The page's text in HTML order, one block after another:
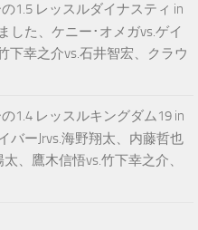
1.5 レッスルダイナスティ in
た、ケニー･オメガvs.ゲイ
下幸之介vs.石井智宏、クラウ
1.4 レッスルキングダム19 in
バーJrvs.海野翔太、内藤哲也
、鷹木信悟vs.竹下幸之介、